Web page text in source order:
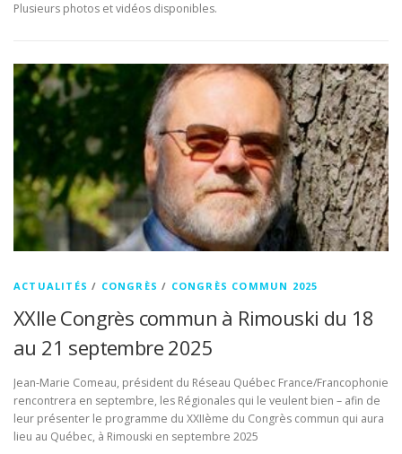
Plusieurs photos et vidéos disponibles.
ACTUALITÉS / CONGRÈS / CONGRÈS COMMUN 2025
XXIIe Congrès commun à Rimouski du 18
au 21 septembre 2025
Jean-Marie Comeau, président du Réseau Québec France/Francophonie
rencontrera en septembre, les Régionales qui le veulent bien – afin de
leur présenter le programme du XXIIème du Congrès commun qui aura
lieu au Québec, à Rimouski en septembre 2025